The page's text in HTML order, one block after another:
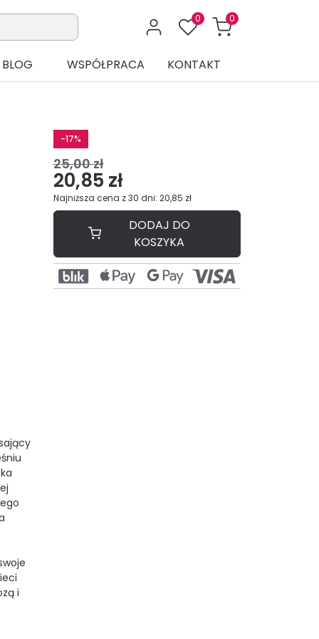
0 0
BLOG WSPÓŁPRACA KONTAKT
i
-17%
25,00 zł
20,85 zł
Najniższa cena z 30 dni: 20,85 zł
DODAJ DO
KOSZYKA